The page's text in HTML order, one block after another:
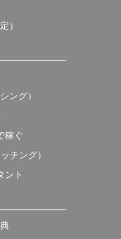
）
ング）
稼ぐ
チング）
ント